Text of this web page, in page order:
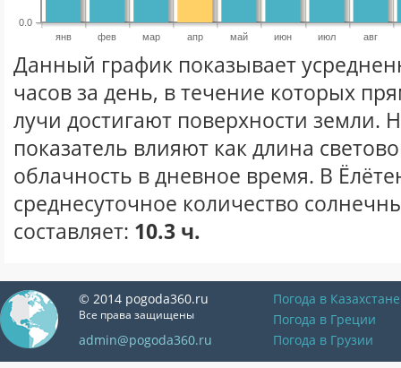
янв фев мар апр май июн июл авг
0.0
Данный график показывает
часов за день, в течение которых
лучи достигают поверхности земли.
показатель влияют как длина
облачность в дневное время. В
среднесуточное количество
составляет: 10.3 ч.
© 2014 pogoda360.ru
Все права защищены
admin@pogoda360.ru
Погода в Казахстане
Погода в Греции
Погода в Грузии